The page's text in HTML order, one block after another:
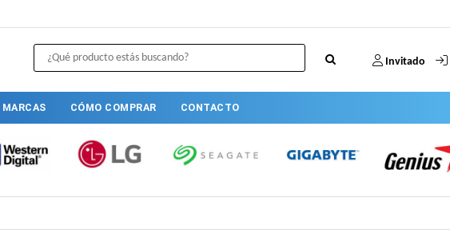
Invitado
MARCAS CÓMO COMPRAR CONTACTO